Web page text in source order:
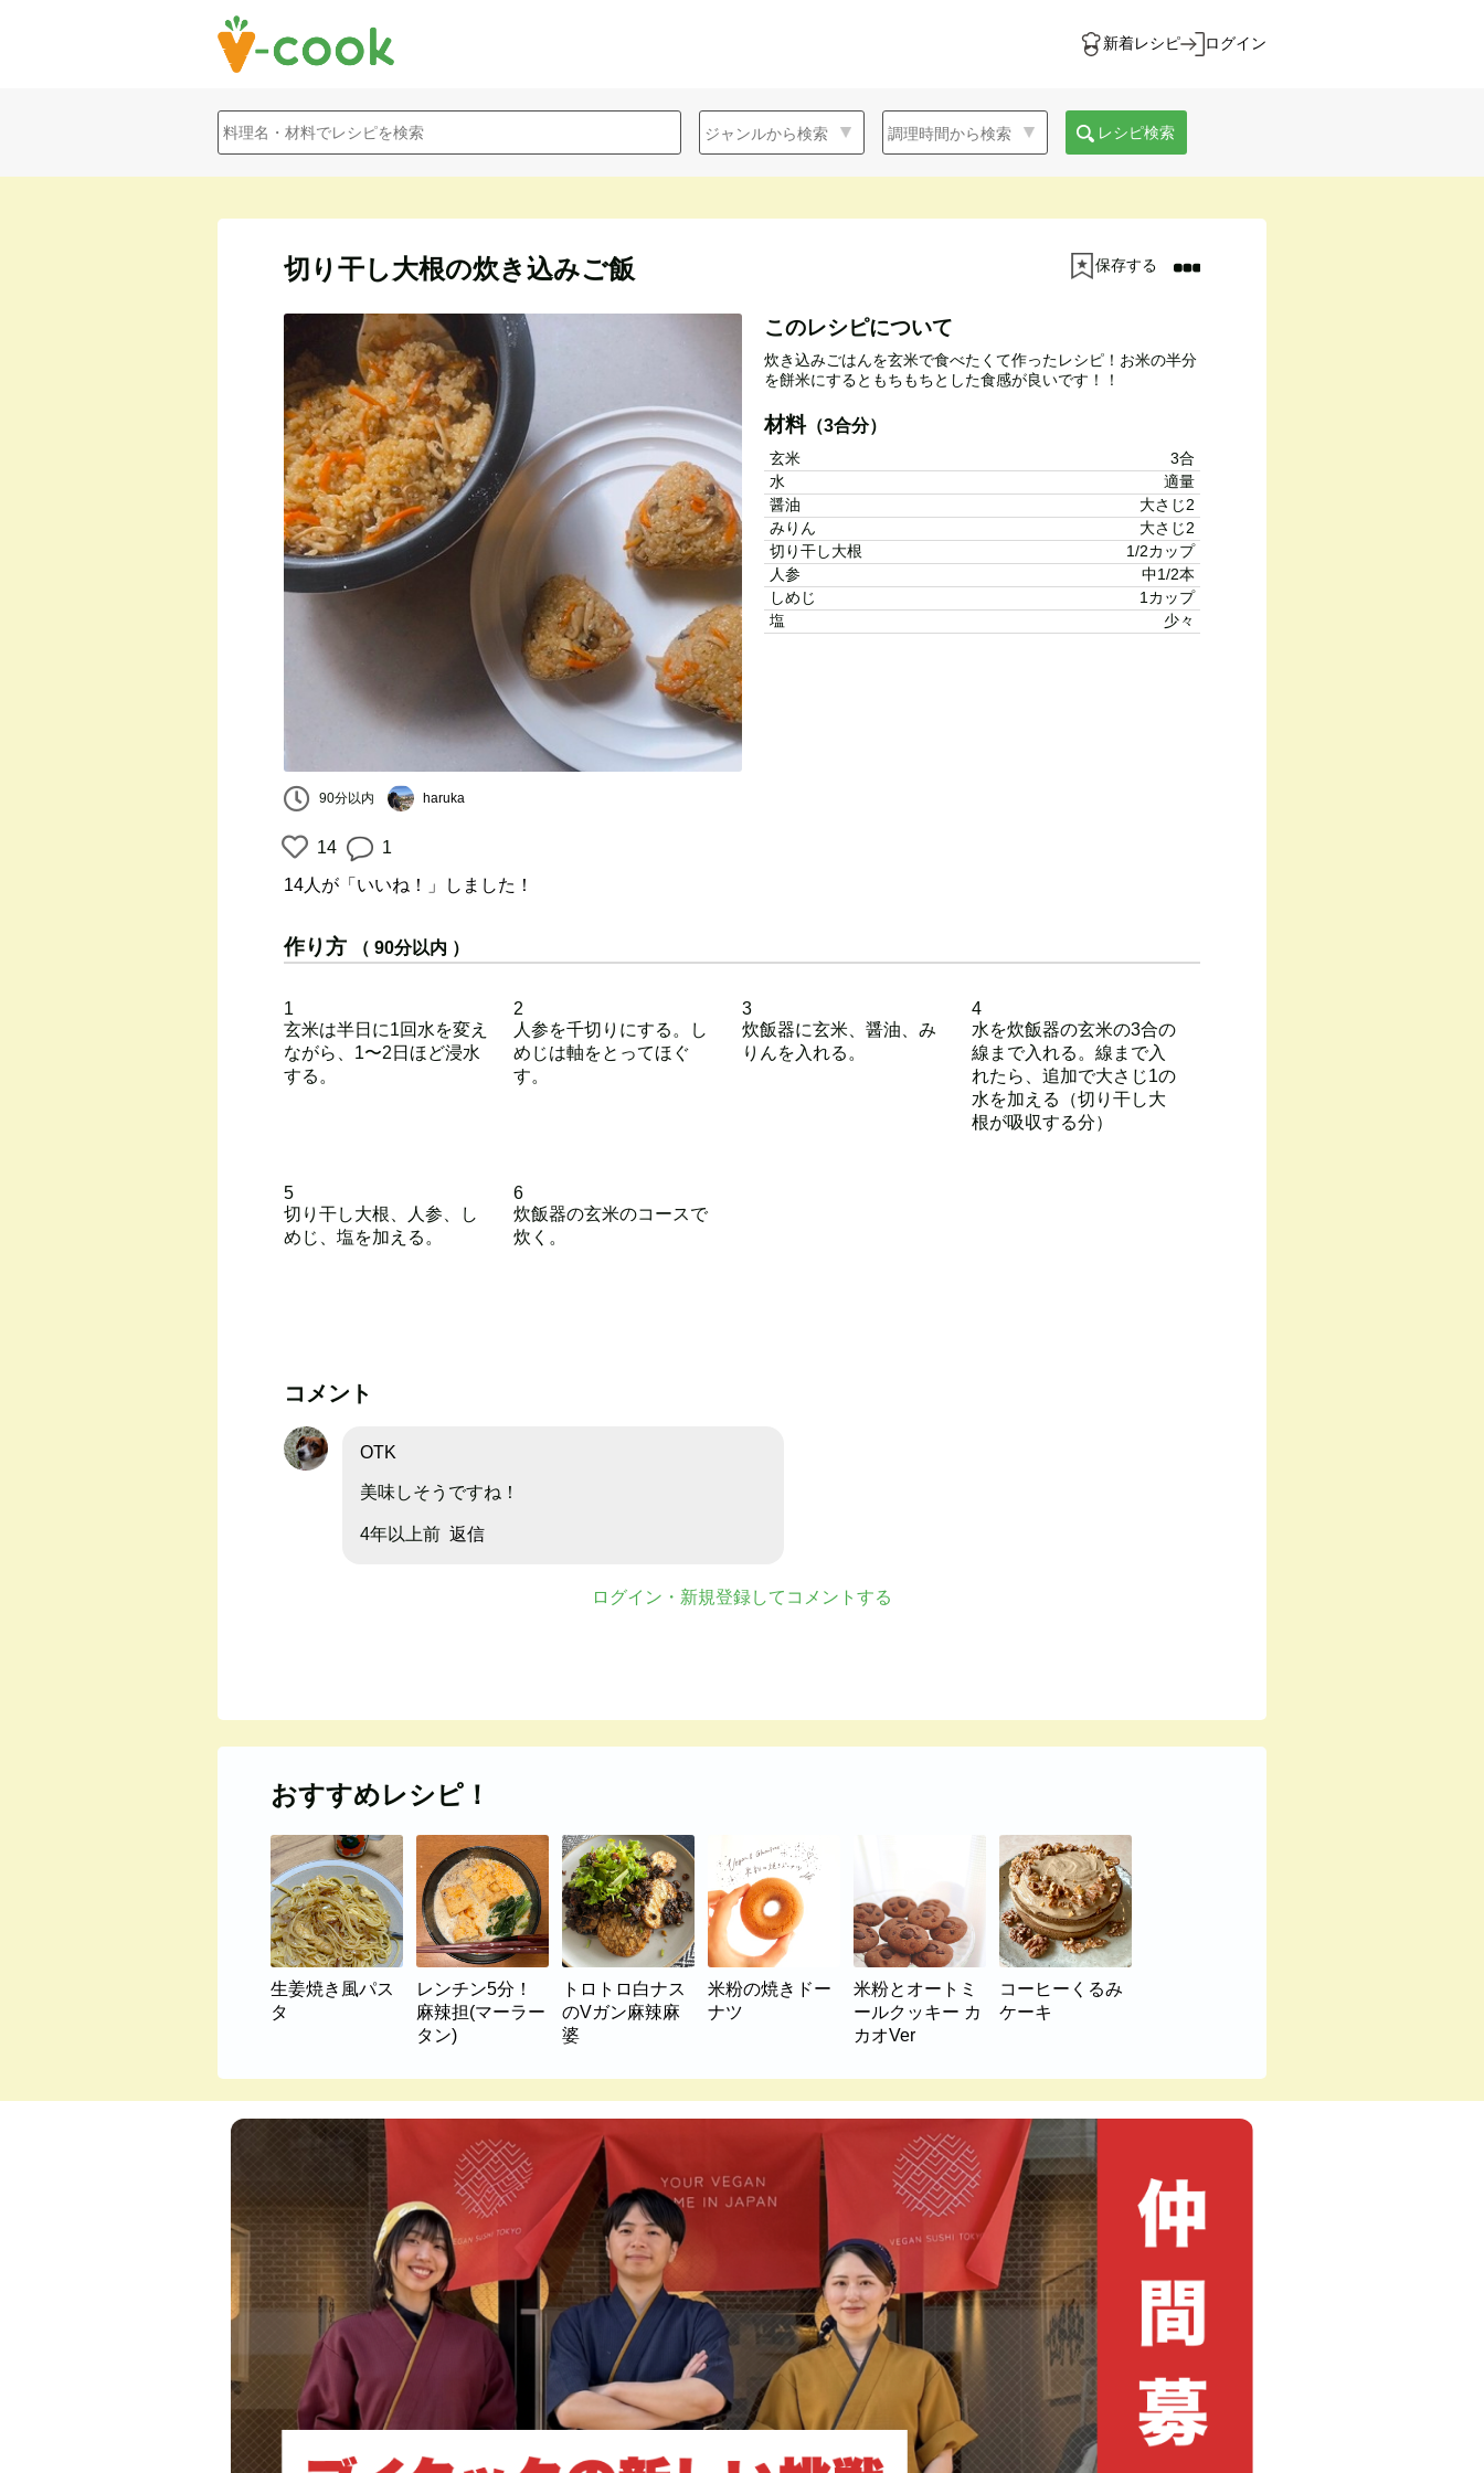
新着レシピ ログイン
レシピ検索
切り干し大根の炊き込みご飯 保存する
90分以内 haruka
14 1
14人 が「いいね！」しました！
このレシピについて
炊き込みごはんを玄米で食べたくて作ったレシピ！お米の半分
を餅米にするともちもちとした食感が良いです！！
材料（3合分）
玄米
3合
水
適量
醤油
大さじ2
みりん
大さじ2
切り干し大根
1/2カップ
人参
中1/2本
しめじ
1カップ
塩
少々
作り方 （ 90分以内 ）
1
玄米は半日に1回水を変え
ながら、1〜2日ほど浸水
する。
2
人参を千切りにする。し
めじは軸をとってほぐ
す。
3
炊飯器に玄米、醤油、み
りんを入れる。
4
水を炊飯器の玄米の3合の
線まで入れる。線まで入
れたら、追加で大さじ1の
水を加える（切り干し大
根が吸収する分）
5
切り干し大根、人参、し
めじ、塩を加える。
6
炊飯器の玄米のコースで
炊く。
コメント
OTK
美味しそうですね！
4年以上前 返信
ログイン・新規登録してコメントする
おすすめレシピ！
生姜焼き風パス
タ
レンチン5分！
麻辣担(マーラー
タン)
トロトロ白ナス
のVガン麻辣麻
婆
米粉の焼きドー
ナツ
米粉とオートミ
ールクッキー カ
カオVer
コーヒーくるみ
ケーキ